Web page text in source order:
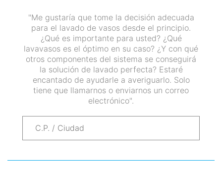
"Me gustaría que tome la decisión adecuada
para el lavado de vasos desde el principio.
¿Qué es importante para usted? ¿Qué
lavavasos es el óptimo en su caso? ¿Y con qué
otros componentes del sistema se conseguirá
la solución de lavado perfecta? Estaré
encantado de ayudarle a averiguarlo. Solo
tiene que llamarnos o enviarnos un correo
electrónico".